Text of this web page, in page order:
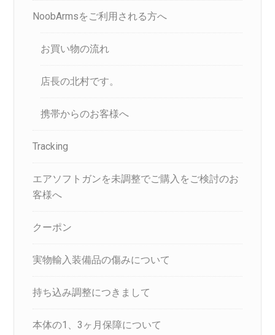
NoobArmsをご利用される方へ
お買い物の流れ
店長の北村です。
携帯からのお客様へ
Tracking
エアソフトガンを未調整でご購入をご検討のお
客様へ
クーポン
実物輸入装備品の傷みについて
持ち込み調整につきまして
本体の1、3ヶ月保障について